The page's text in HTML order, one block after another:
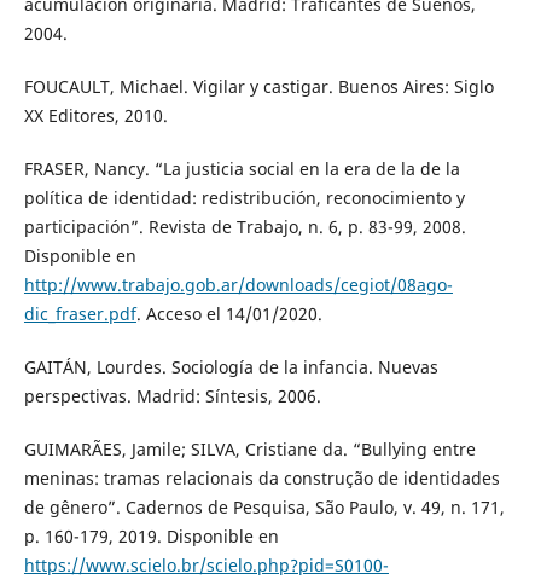
2004.
FOUCAULT, Michael. Vigilar y castigar. Buenos Aires: Siglo
XX Editores, 2010.
FRASER, Nancy. “La justicia social en la era de la de la
política de identidad: redistribución, reconocimiento y
participación”. Revista de Trabajo, n. 6, p. 83-99, 2008.
Disponible en
http://www.trabajo.gob.ar/downloads/cegiot/08ago-
dic_fraser.pdf. Acceso el 14/01/2020.
GAITÁN, Lourdes. Sociología de la infancia. Nuevas
perspectivas. Madrid: Síntesis, 2006.
GUIMARÃES, Jamile; SILVA, Cristiane da. “Bullying entre
meninas: tramas relacionais da construção de identidades
de gênero”. Cadernos de Pesquisa, São Paulo, v. 49, n. 171,
p. 160-179, 2019. Disponible en
https://www.scielo.br/scielo.php?pid=S0100-